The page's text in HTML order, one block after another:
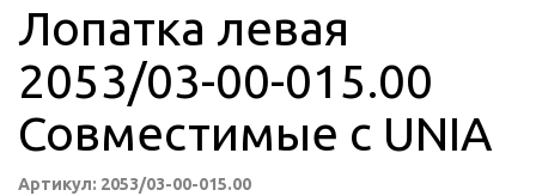
Лопатка левая
2053/03-00-015.00
Совместимые с UNIA
Артикул: 2053/03-00-015.00